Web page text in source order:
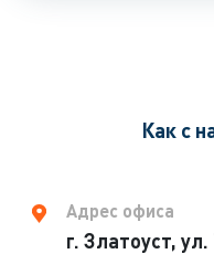
Как с
Адрес офиса
г. Златоуст,